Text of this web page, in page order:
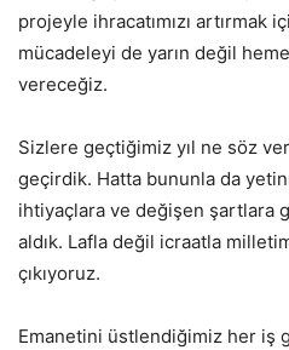
projeyle ihracatımızı artırmak
mücadeleyi de yarın değil
vereceğiz.
Sizlere geçtiğimiz yıl ne söz
geçirdik. Hatta bununla da
ihtiyaçlara ve değişen şartlara
aldık. Lafla değil icraatla
çıkıyoruz.
Emanetini üstlendiğimiz her iş